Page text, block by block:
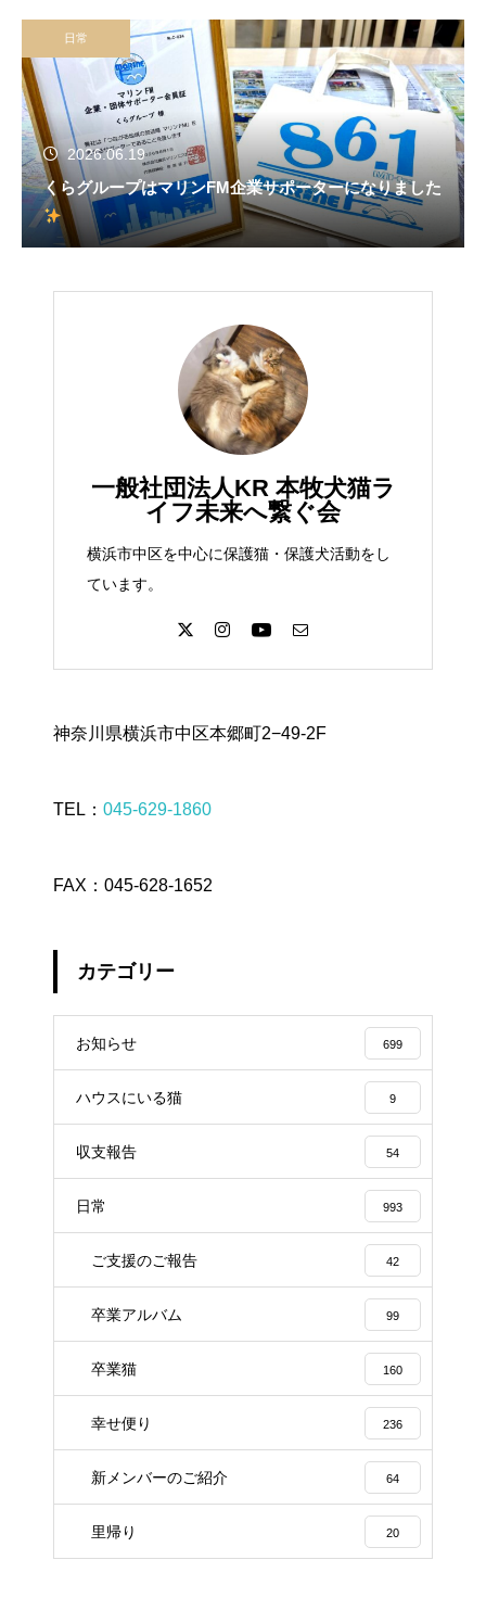
日常
2026.06.19
くらグループはマリンFM企業サポーターになりました
一般社団法人KR 本牧犬猫ラ
イフ未来へ繋ぐ会
横浜市中区を中心に保護猫・保護犬活動をし
ています。
神奈川県横浜市中区本郷町2−49-2F
TEL： 045-629-1860
FAX：045-628-1652
カテゴリー
お知らせ 699
ハウスにいる猫 9
収支報告 54
日常 993
ご支援のご報告 42
卒業アルバム 99
卒業猫 160
幸せ便り 236
新メンバーのご紹介 64
里帰り 20